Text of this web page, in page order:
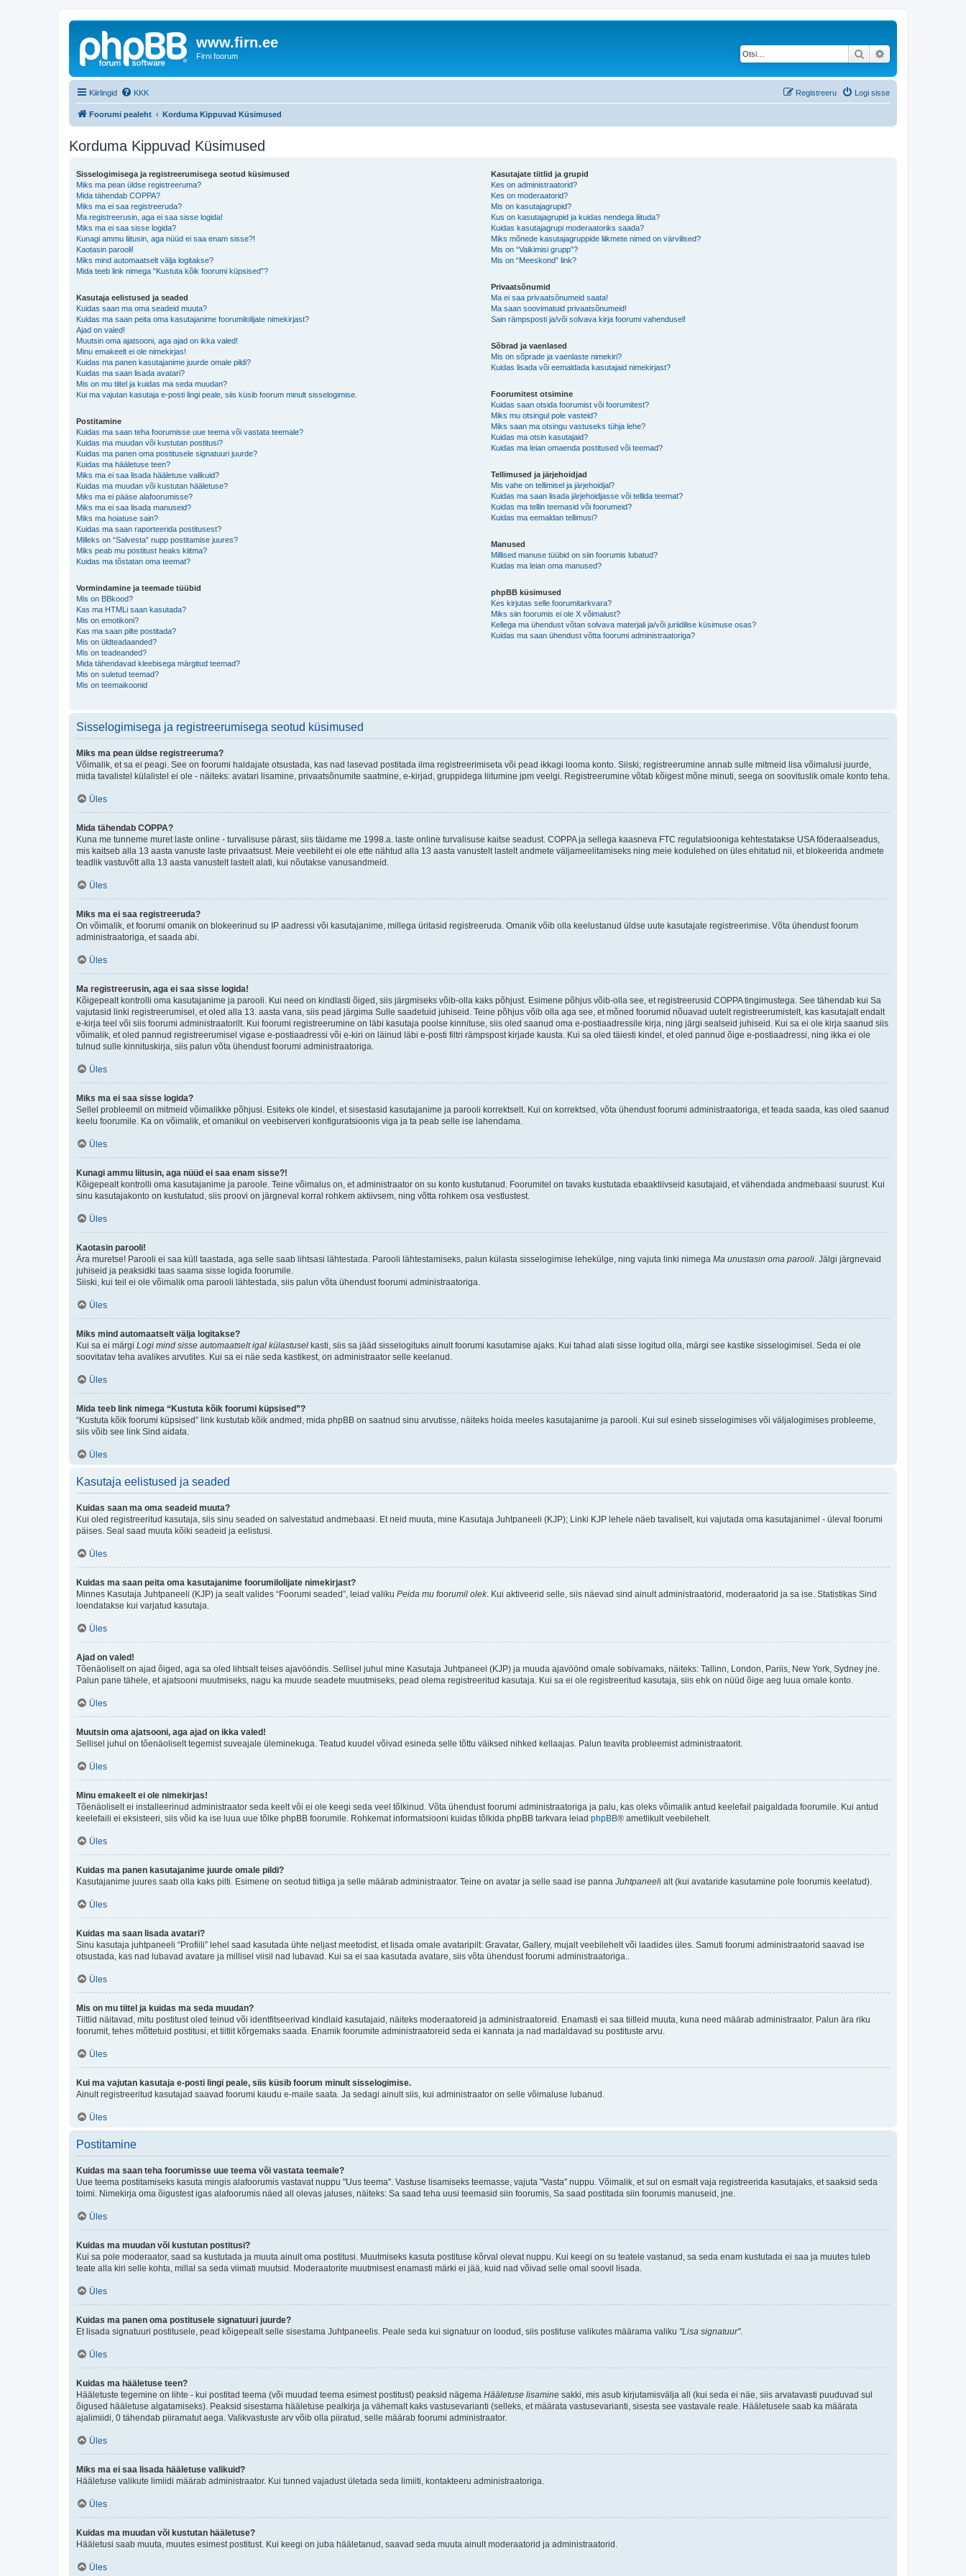
www.firn.ee
Firni foorum Otsi
Kiirlingid KKK Logi sisse
Registreeru
Foorumi pealeht Korduma Kippuvad Küsimused
Korduma Kippuvad Küsimused
Sisselogimisega ja registreerumisega seotud küsimused
Miks ma pean üldse registreeruma?
Mida tähendab COPPA?
Miks ma ei saa registreeruda?
Ma registreerusin, aga ei saa sisse logida!
Miks ma ei saa sisse logida?
Kunagi ammu liitusin, aga nüüd ei saa enam sisse?!
Kaotasin parooli!
Miks mind automaatselt välja logitakse?
Mida teeb link nimega “Kustuta kõik foorumi küpsised”?
Kasutaja eelistused ja seaded
Kuidas saan ma oma seadeid muuta?
Kuidas ma saan peita oma kasutajanime foorumilolijate nimekirjast?
Ajad on valed!
Muutsin oma ajatsooni, aga ajad on ikka valed!
Minu emakeelt ei ole nimekirjas!
Kuidas ma panen kasutajanime juurde omale pildi?
Kuidas ma saan lisada avatari?
Mis on mu tiitel ja kuidas ma seda muudan?
Kui ma vajutan kasutaja e-posti lingi peale, siis küsib foorum minult sisselogimise.
Postitamine
Kuidas ma saan teha foorumisse uue teema või vastata teemale?
Kuidas ma muudan või kustutan postitusi?
Kuidas ma panen oma postitusele signatuuri juurde?
Kuidas ma hääletuse teen?
Miks ma ei saa lisada hääletuse valikuid?
Kuidas ma muudan või kustutan hääletuse?
Miks ma ei pääse alafoorumisse?
Miks ma ei saa lisada manuseid?
Miks ma hoiatuse sain?
Kuidas ma saan raporteerida postitusest?
Milleks on “Salvesta” nupp postitamise juures?
Miks peab mu postitust heaks kiitma?
Kuidas ma tõstatan oma teemat?
Vormindamine ja teemade tüübid
Mis on BBkood?
Kas ma HTMLi saan kasutada?
Mis on emotikoni?
Kas ma saan pilte postitada?
Mis on üldteadaanded?
Mis on teadeanded?
Mida tähendavad kleebisega märgitud teemad?
Mis on suletud teemad?
Mis on teemaikoonid
Kasutajate tiitlid ja grupid
Kes on administraatorid?
Kes on moderaatorid?
Mis on kasutajagrupid?
Kus on kasutajagrupid ja kuidas nendega liituda?
Kuidas kasutajagrupi moderaatoriks saada?
Miks mõnede kasutajagruppide liikmete nimed on värvilised?
Mis on “Vaikimisi grupp”?
Mis on “Meeskond” link?
Privaatsõnumid
Ma ei saa privaatsõnumeid saata!
Ma saan soovimatuid privaatsõnumeid!
Sain rämpsposti ja/või solvava kirja foorumi vahendusel!
Sõbrad ja vaenlased
Mis on sõprade ja vaenlaste nimekiri?
Kuidas lisada või eemaldada kasutajaid nimekirjast?
Foorumitest otsimine
Kuidas saan otsida foorumist või foorumitest?
Miks mu otsingul pole vasteid?
Miks saan ma otsingu vastuseks tühja lehe?
Kuidas ma otsin kasutajaid?
Kuidas ma leian omaenda postitused või teemad?
Tellimused ja järjehoidjad
Mis vahe on tellimisel ja järjehoidjal?
Kuidas ma saan lisada järjehoidjasse või tellida teemat?
Kuidas ma tellin teemasid või foorumeid?
Kuidas ma eemaldan tellimusi?
Manused
Millised manuse tüübid on siin foorumis lubatud?
Kuidas ma leian oma manused?
phpBB küsimused
Kes kirjutas selle foorumitarkvara?
Miks siin foorumis ei ole X võimalust?
Kellega ma ühendust võtan solvava materjali ja/või juriidilise küsimuse osas?
Kuidas ma saan ühendust võtta foorumi administraatoriga?
Sisselogimisega ja registreerumisega seotud küsimused
Miks ma pean üldse registreeruma?
Võimalik, et sa ei peagi. See on foorumi haldajate otsustada, kas nad lasevad postitada ilma registreerimiseta või pead ikkagi looma konto. Siiski; registreerumine annab sulle mitmeid lisa võimalusi juurde,
mida tavalistel külalistel ei ole - näiteks: avatari lisamine, privaatsõnumite saatmine, e-kirjad, gruppidega liitumine jpm veelgi. Registreerumine võtab kõigest mõne minuti, seega on soovituslik omale konto teha.
Üles
Mida tähendab COPPA?
Kuna me tunneme muret laste online - turvalisuse pärast, siis täidame me 1998.a. laste online turvalisuse kaitse seadust. COPPA ja sellega kaasneva FTC regulatsiooniga kehtestatakse USA föderaalseadus,
mis kaitseb alla 13 aasta vanuste laste privaatsust. Meie veebileht ei ole ette nähtud alla 13 aasta vanustelt lastelt andmete väljameelitamiseks ning meie kodulehed on üles ehitatud nii, et blokeerida andmete
teadlik vastuvõtt alla 13 aasta vanustelt lastelt alati, kui nõutakse vanusandmeid.
Üles
Miks ma ei saa registreeruda?
On võimalik, et foorumi omanik on blokeerinud su IP aadressi või kasutajanime, millega üritasid registreeruda. Omanik võib olla keelustanud üldse uute kasutajate registreerimise. Võta ühendust foorum
administraatoriga, et saada abi.
Üles
Ma registreerusin, aga ei saa sisse logida!
Kõigepealt kontrolli oma kasutajanime ja parooli. Kui need on kindlasti õiged, siis järgmiseks võib-olla kaks põhjust. Esimene põhjus võib-olla see, et registreerusid COPPA tingimustega. See tähendab kui Sa
vajutasid linki registreerumisel, et oled alla 13. aasta vana, siis pead järgima Sulle saadetuid juhiseid. Teine põhjus võib olla aga see, et mõned foorumid nõuavad uutelt registreerumistelt, kas kasutajalt endalt
e-kirja teel või siis foorumi administraatorilt. Kui foorumi registreerumine on läbi kasutaja poolse kinnituse, siis oled saanud oma e-postiaadressile kirja, ning järgi sealseid juhiseid. Kui sa ei ole kirja saanud siis
võimalik, et oled pannud registreerumisel vigase e-postiaadressi või e-kiri on läinud läbi e-posti filtri rämpspost kirjade kausta. Kui sa oled täiesti kindel, et oled pannud õige e-postiaadressi, ning ikka ei ole
tulnud sulle kinnituskirja, siis palun võta ühendust foorumi administraatoriga.
Üles
Miks ma ei saa sisse logida?
Sellel probleemil on mitmeid võimalikke põhjusi. Esiteks ole kindel, et sisestasid kasutajanime ja parooli korrektselt. Kui on korrektsed, võta ühendust foorumi administraatoriga, et teada saada, kas oled saanud
keelu foorumile. Ka on võimalik, et omanikul on veebiserveri konfiguratsioonis viga ja ta peab selle ise lahendama.
Üles
Kunagi ammu liitusin, aga nüüd ei saa enam sisse?!
Kõigepealt kontrolli oma kasutajanime ja paroole. Teine võimalus on, et administraator on su konto kustutanud. Foorumitel on tavaks kustutada ebaaktiivseid kasutajaid, et vähendada andmebaasi suurust. Kui
sinu kasutajakonto on kustutatud, siis proovi on järgneval korral rohkem aktiivsem, ning võtta rohkem osa vestlustest.
Üles
Kaotasin parooli!
Ära muretse! Parooli ei saa küll taastada, aga selle saab lihtsasi lähtestada. Parooli lähtestamiseks, palun külasta sisselogimise lehekülge, ning vajuta linki nimega Ma unustasin oma parooli . Jälgi järgnevaid
juhiseid ja peaksidki taas saama sisse logida foorumile.
Siiski, kui teil ei ole võimalik oma parooli lähtestada, siis palun võta ühendust foorumi administraatoriga.
Üles
Miks mind automaatselt välja logitakse?
Kui sa ei märgi Logi mind sisse automaatselt igal külastusel kasti, siis sa jääd sisselogituks ainult foorumi kasutamise ajaks. Kui tahad alati sisse logitud olla, märgi see kastike sisselogimisel. Seda ei ole
soovitatav teha avalikes arvutites. Kui sa ei näe seda kastikest, on administraator selle keelanud.
Üles
Mida teeb link nimega “Kustuta kõik foorumi küpsised”?
“Kustuta kõik foorumi küpsised” link kustutab kõik andmed, mida phpBB on saatnud sinu arvutisse, näiteks hoida meeles kasutajanime ja parooli. Kui sul esineb sisselogimises või väljalogimises probleeme,
siis võib see link Sind aidata.
Üles
Kasutaja eelistused ja seaded
Kuidas saan ma oma seadeid muuta?
Kui oled registreeritud kasutaja, siis sinu seaded on salvestatud andmebaasi. Et neid muuta, mine Kasutaja Juhtpaneeli (KJP); Linki KJP lehele näeb tavaliselt, kui vajutada oma kasutajanimel - üleval foorumi
päises. Seal saad muuta kõiki seadeid ja eelistusi.
Üles
Kuidas ma saan peita oma kasutajanime foorumilolijate nimekirjast?
Minnes Kasutaja Juhtpaneeli (KJP) ja sealt valides “Foorumi seaded”, leiad valiku Peida mu foorumil olek. Kui aktiveerid selle, siis näevad sind ainult administraatorid, moderaatorid ja sa ise. Statistikas Sind
loendatakse kui varjatud kasutaja.
Üles
Ajad on valed!
Tõenäoliselt on ajad õiged, aga sa oled lihtsalt teises ajavööndis. Sellisel juhul mine Kasutaja Juhtpaneel (KJP) ja muuda ajavöönd omale sobivamaks, näiteks: Tallinn, London, Pariis, New York, Sydney jne.
Palun pane tähele, et ajatsooni muutmiseks, nagu ka muude seadete muutmiseks, pead olema registreeritud kasutaja. Kui sa ei ole registreeritud kasutaja, siis ehk on nüüd õige aeg luua omale konto.
Üles
Muutsin oma ajatsooni, aga ajad on ikka valed!
Sellisel juhul on tõenäoliselt tegemist suveajale üleminekuga. Teatud kuudel võivad esineda selle tõttu väiksed nihked kellaajas. Palun teavita probleemist administraatorit.
Üles
Minu emakeelt ei ole nimekirjas!
Tõenäoliselt ei installeerinud administraator seda keelt või ei ole keegi seda veel tõlkinud. Võta ühendust foorumi administraatoriga ja palu, kas oleks võimalik antud keelefail paigaldada foorumile. Kui antud
keelefaili ei eksisteeri, siis võid ka ise luua uue tõlke phpBB foorumile. Rohkemat informatsiooni kuidas tõlkida phpBB tarkvara leiad phpBB® ametlikult veebilehelt.
Üles
Kuidas ma panen kasutajanime juurde omale pildi?
Kasutajanime juures saab olla kaks pilti. Esimene on seotud tiitliga ja selle määrab administraator. Teine on avatar ja selle saad ise panna Juhtpaneeli alt (kui avataride kasutamine pole foorumis keelatud).
Üles
Kuidas ma saan lisada avatari?
Sinu kasutaja juhtpaneeli “Profiili” lehel saad kasutada ühte neljast meetodist, et lisada omale avataripilt: Gravatar, Gallery, mujalt veebilehelt või laadides üles. Samuti foorumi administraatorid saavad ise
otsustada, kas nad lubavad avatare ja millisel viisil nad lubavad. Kui sa ei saa kasutada avatare, siis võta ühendust foorumi administraatoriga..
Üles
Mis on mu tiitel ja kuidas ma seda muudan?
Tiitlid näitavad, mitu postitust oled teinud või identfitseerivad kindlaid kasutajaid, näiteks moderaatoreid ja administraatoreid. Enamasti ei saa tiitleid muuta, kuna need määrab administraator. Palun ära riku
foorumit, tehes mõttetuid postitusi, et tiitlit kõrgemaks saada. Enamik foorumite administraatoreid seda ei kannata ja nad madaldavad su postituste arvu.
Üles
Kui ma vajutan kasutaja e-posti lingi peale, siis küsib foorum minult sisselogimise.
Ainult registreeritud kasutajad saavad foorumi kaudu e-maile saata. Ja sedagi ainult siis, kui administraator on selle võimaluse lubanud.
Üles
Postitamine
Kuidas ma saan teha foorumisse uue teema või vastata teemale?
Uue teema postitamiseks kasuta mingis alafoorumis vastavat nuppu "Uus teema". Vastuse lisamiseks teemasse, vajuta "Vasta" nuppu. Võimalik, et sul on esmalt vaja registreerida kasutajaks, et saaksid seda
toimi. Nimekirja oma õigustest igas alafoorumis näed all olevas jaluses, näiteks: Sa saad teha uusi teemasid siin foorumis, Sa saad postitada siin foorumis manuseid, jne.
Üles
Kuidas ma muudan või kustutan postitusi?
Kui sa pole moderaator, saad sa kustutada ja muuta ainult oma postitusi. Muutmiseks kasuta postituse kõrval olevat nuppu. Kui keegi on su teatele vastanud, sa seda enam kustutada ei saa ja muutes tuleb
teate alla kiri selle kohta, millal sa seda viimati muutsid. Moderaatorite muutmisest enamasti märki ei jää, kuid nad võivad selle omal soovil lisada.
Üles
Kuidas ma panen oma postitusele signatuuri juurde?
Et lisada signatuuri postitusele, pead kõigepealt selle sisestama Juhtpaneelis. Peale seda kui signatuur on loodud, siis postituse valikutes määrama valiku "Lisa signatuur".
Üles
Kuidas ma hääletuse teen?
Hääletuste tegemine on lihte - kui postitad teema (või muudad teema esimest postitust) peaksid nägema Hääletuse lisamine sakki, mis asub kirjutamisvälja all (kui seda ei näe, siis arvatavasti puuduvad sul
õigused hääletuse algatamiseks). Peaksid sisestama hääletuse pealkirja ja vähemalt kaks vastusevarianti (selleks, et määrata vastusevarianti, sisesta see vastavale reale. Hääletusele saab ka määrata
ajalimiidi, 0 tähendab piiramatut aega. Valikvastuste arv võib olla piiratud, selle määrab foorumi administraator.
Üles
Miks ma ei saa lisada hääletuse valikuid?
Hääletuse valikute limiidi määrab administraator. Kui tunned vajadust ületada seda limiiti, kontakteeru administraatoriga.
Üles
Kuidas ma muudan või kustutan hääletuse?
Hääletusi saab muuta, muutes esimest postitust. Kui keegi on juba hääletanud, saavad seda muuta ainult moderaatorid ja administraatorid.
Üles